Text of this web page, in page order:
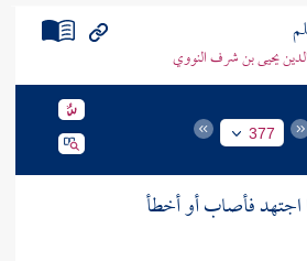
يحيى بن شرف النووي
377
اجتهد فأصاب أو أخطأ